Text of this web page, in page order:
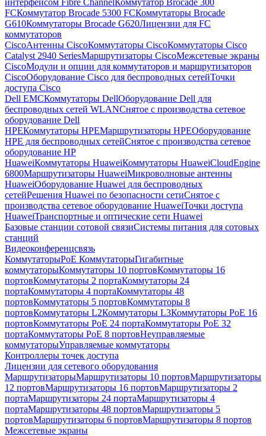
FCКоммутатор Brocade 5300 FCКоммутаторы Brocade
G610Коммутаторы Brocade G620Лицензии для FC
коммутаторов
CiscoАнтенны CiscoКоммутаторы CiscoКоммутаторы Cisco
Catalyst 2940 SeriesМаршрутизаторы CiscoМежсетевые экраны
CiscoМодули и опции для коммутаторов и маршрутизаторов
CiscoОборудование Cisco для беспроводных сетейТочки
доступа Cisco
Dell EMCКоммутаторы DellОборудование Dell для
беспроводных сетей WLANСнятое с производства сетевое
оборудование Dell
HPEКоммутаторы HPEМаршрутизаторы HPEОборудование
HPE для беспроводных сетейСнятое с производства сетевое
оборудование HP
HuaweiКоммутаторы HuaweiКоммутаторы HuaweiCloudEngine
6800Маршрутизаторы HuaweiМикроволновые антенны
HuaweiОборудование Huawei для беспроводных
сетейРешения Huawei по безопасности сетиСнятое с
производства сетевое оборудование HuaweiТочки доступа
HuaweiТранспортные и оптические сети Huawei
Базовые станции сотовой связиСистемы питания для сотовых
станций
Видеоконференцсвязь
КоммутаторыPoE КоммутаторыГигабитные
коммутаторыКоммутаторы 10 портовКоммутаторы 16
портовКоммутаторы 2 портаКоммутаторы 24
портаКоммутаторы 4 портаКоммутаторы 48
портовКоммутаторы 5 портовКоммутаторы 8
портовКоммутаторы L2Коммутаторы L3Коммутаторы PoE 16
портовКоммутаторы PoE 24 портаКоммутаторы PoE 32
портаКоммутаторы PoE 8 портовНеуправляемые
коммутаторыУправляемые коммутаторы
Контроллеры точек доступа
Лицензии для сетевого оборудования
МаршрутизаторыМаршрутизаторы 10 портовМаршрутизаторы
12 портовМаршрутизаторы 16 портовМаршрутизаторы 2
портаМаршрутизаторы 24 портаМаршрутизаторы 4
портаМаршрутизаторы 48 портовМаршрутизаторы 5
портовМаршрутизаторы 6 портовМаршрутизаторы 8 портов
Межсетевые экраны